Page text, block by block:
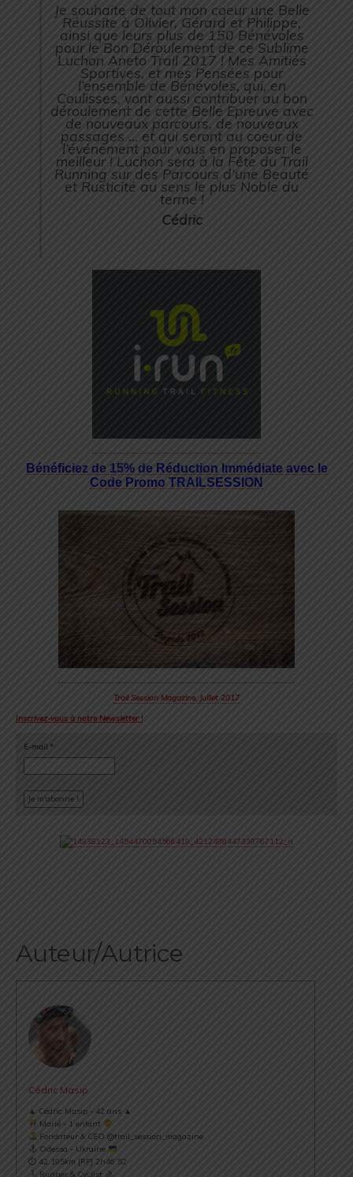
Je souhaite de tout mon coeur une Belle
Réussite à Olivier, Gérard et Philippe,
ainsi que leurs plus de 150 Bénévoles
pour le Bon Déroulement de ce Sublime
Luchon Aneto Trail 2017 ! Mes Amitiés
Sportives, et mes Pensées pour
l’ensemble de Bénévoles, qui, en
Coulisses, vont aussi contribuer au bon
déroulement de cette Belle Epreuve avec
de nouveaux parcours, de nouveaux
passages … et qui seront au coeur de
l’événement pour vous en proposer le
meilleur ! Luchon sera à la Fête du Trail
Running sur des Parcours d’une Beauté
et Rusticité au sens le plus Noble du
terme !
Cédric
Bénéficiez de 15% de Réduction Immédiate avec le
Code Promo TRAILSESSION
Trail Session Magazine, Juillet 2017
Inscrivez-vous à notre Newsletter !
E-mail *
Auteur/Autrice
Cédric Masip
▲ Cédric Masip - 42 ans ▲
Marié - 1 enfant
Fondateur & CEO @trail_session_magazine
Odessa - Ukraine
⏱ 42.195km [RP] 2h46’52
Runner & Cyclist